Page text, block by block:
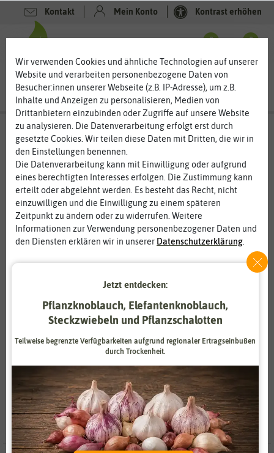
Kontakt Mein Konto Kontrast erhöhen
0 0
Anzuchtsets
Anzuchtsets – einfach Pflanzen selber ziehen
Anzuchtsets sind eine perfekte Lösung für alle, die mit dem
Gärtnern anfangen, ein paar Pflanzen selber ziehen möchten
oder ungewöhnliche Gemüse-, Kräuter- und Blumensamen erst
einmal testen möchten. Im Anzuchtset ist alles enthalten, was
Sie benötigen, wenn Sie aus Samen selbst Ihre Pflanzen auf der
Fensterbank ziehen möchten. Damit es schnell wächst und grünt,
wird.
Filter
Wir verwenden Cookies und ähnliche Technologien auf unserer
Website und verarbeiten personenbezogene Daten von
Besucher:innen unserer Webseite (z.B. IP-Adresse), um z.B.
Inhalte und Anzeigen zu personalisieren, Medien von
Drittanbietern einzubinden oder Zugriffe auf unsere Website
zu analysieren. Die Datenverarbeitung erfolgt erst durch
gesetzte Cookies. Wir teilen diese Daten mit Dritten, die wir in
den Einstellungen benennen.
Die Datenverarbeitung kann mit Einwilligung oder aufgrund
eines berechtigten Interesses erfolgen. Die Zustimmung kann
erteilt oder abgelehnt werden. Es besteht das Recht, nicht
einzuwilligen und die Einwilligung zu einem späteren
Zeitpunkt zu ändern oder zu widerrufen. Weitere
Informationen zur Verwendung personenbezogener Daten und
den Diensten erklären wir in unserer Daten­schutz­erklärung.
Externe Medien Funktional
Weitere Einstellungen
Alle akzeptieren
Alle ablehnen
Auswahl akzeptieren
Jetzt entdecken:
Pflanzknoblauch, Elefantenknoblauch,
Steckzwiebeln und Pflanzschalotten
Teilweise begrenzte Verfügbarkeiten aufgrund regionaler Ertragseinbußen
durch Trockenheit.